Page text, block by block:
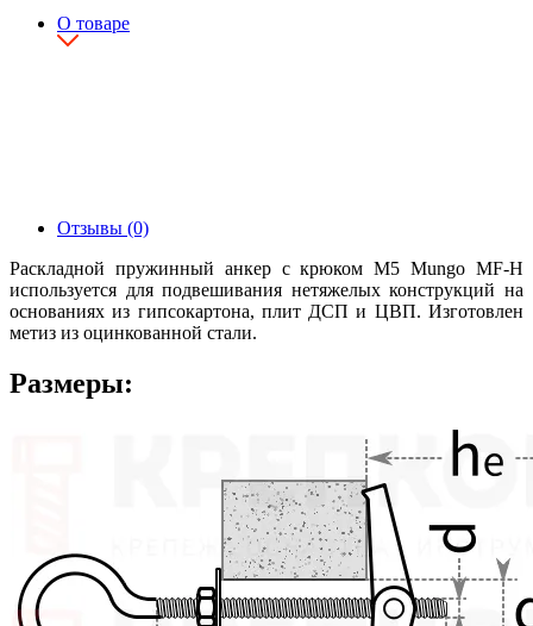
О товаре
Отзывы (0)
Раскладной пружинный анкер с крюком М5 Mungo MF-H
используется для подвешивания нетяжелых конструкций на
основаниях из гипсокартона, плит ДСП и ЦВП. Изготовлен
метиз из оцинкованной стали.
Размеры: